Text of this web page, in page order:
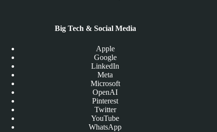
Big Tech & Social Media
Apple
Google
LinkedIn
Meta
Microsoft
OpenAI
Pinterest
Twitter
YouTube
WhatsApp